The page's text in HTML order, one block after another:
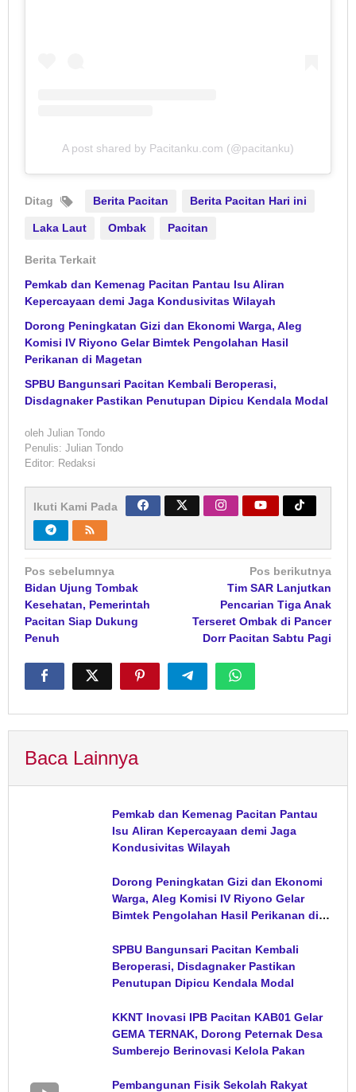
A post shared by Pacitanku.com (@pacitanku)
Ditag Berita Pacitan Berita Pacitan Hari ini
Laka Laut Ombak Pacitan
Berita Terkait
Pemkab dan Kemenag Pacitan Pantau Isu Aliran
Kepercayaan demi Jaga Kondusivitas Wilayah
Dorong Peningkatan Gizi dan Ekonomi Warga, Aleg
Komisi IV Riyono Gelar Bimtek Pengolahan Hasil
Perikanan di Magetan
SPBU Bangunsari Pacitan Kembali Beroperasi,
Disdagnaker Pastikan Penutupan Dipicu Kendala Modal
oleh Julian Tondo
Penulis: Julian Tondo
Editor: Redaksi
Ikuti Kami Pada
Navigasi
pos
Pos sebelumnya
Bidan Ujung Tombak
Kesehatan, Pemerintah
Pacitan Siap Dukung
Penuh
Pos berikutnya
Tim SAR Lanjutkan
Pencarian Tiga Anak
Terseret Ombak di Pancer
Dorr Pacitan Sabtu Pagi
Baca Lainnya
Pemkab dan Kemenag Pacitan Pantau
Isu Aliran Kepercayaan demi Jaga
Kondusivitas Wilayah
Dorong Peningkatan Gizi dan Ekonomi
Warga, Aleg Komisi IV Riyono Gelar
Bimtek Pengolahan Hasil Perikanan di
SPBU Bangunsari Pacitan Kembali
Beroperasi, Disdagnaker Pastikan
Penutupan Dipicu Kendala Modal
KKNT Inovasi IPB Pacitan KAB01 Gelar
GEMA TERNAK, Dorong Peternak Desa
Sumberejo Berinovasi Kelola Pakan
Pembangunan Fisik Sekolah Rakyat